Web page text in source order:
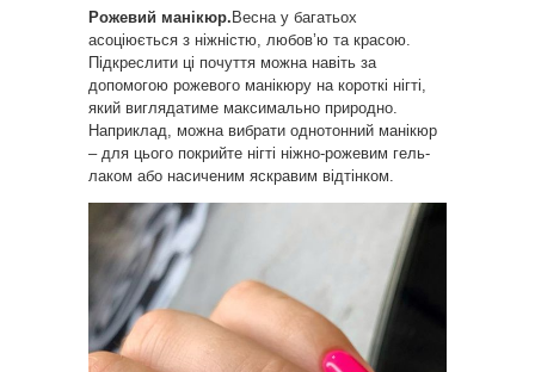
Рожевий манікюр. Весна у багатьох
асоціюється з ніжністю, любов’ю та красою.
Підкреслити ці почуття можна навіть за
допомогою рожевого манікюру на короткі нігті,
який виглядатиме максимально природно.
Наприклад, можна вибрати однотонний манікюр
– для цього покрийте нігті ніжно-рожевим гель-
лаком або насиченим яскравим відтінком.